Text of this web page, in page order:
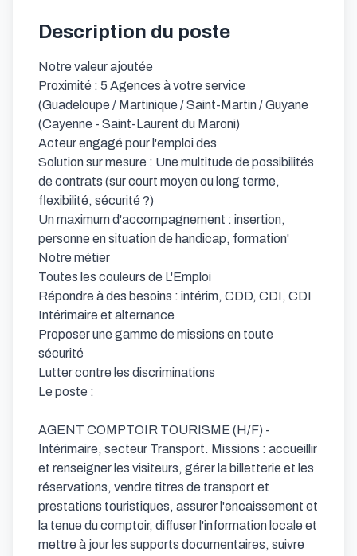
Description du poste
Notre valeur ajoutée
Proximité : 5 Agences à votre service
(Guadeloupe / Martinique / Saint-Martin / Guyane
(Cayenne - Saint-Laurent du Maroni)
Acteur engagé pour l'emploi des
Solution sur mesure : Une multitude de possibilités
de contrats (sur court moyen ou long terme,
flexibilité, sécurité ?)
Un maximum d'accompagnement : insertion,
personne en situation de handicap, formation'
Notre métier
Toutes les couleurs de L'Emploi
Répondre à des besoins : intérim, CDD, CDI, CDI
Intérimaire et alternance
Proposer une gamme de missions en toute
sécurité
Lutter contre les discriminations
Le poste :
AGENT COMPTOIR TOURISME (H/F) -
Intérimaire, secteur Transport. Missions : accueillir
et renseigner les visiteurs, gérer la billetterie et les
réservations, vendre titres de transport et
prestations touristiques, assurer l'encaissement et
la tenue du comptoir, diffuser l'information locale et
mettre à jour les supports documentaires, suivre